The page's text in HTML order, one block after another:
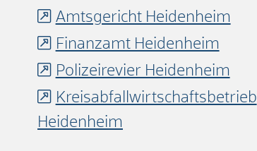
Amtsgericht Heidenheim
Finanzamt Heidenheim
Polizeirevier Heidenheim
Kreisabfallwirtschaftsbetrieb
Heidenheim